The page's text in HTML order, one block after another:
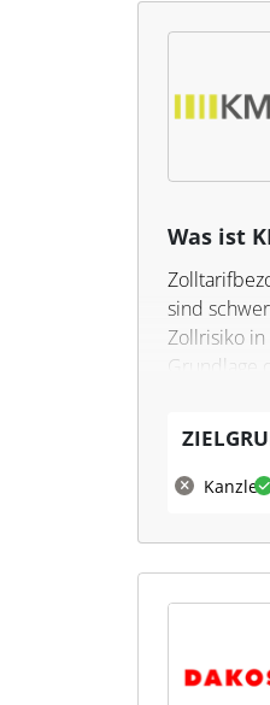
Was ist
sind
Zollrisiko
Grundlage
der
KMLZ